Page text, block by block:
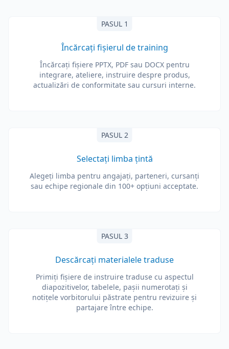
PASUL 1
Încărcați fișierul de training
Încărcați fișiere PPTX, PDF sau DOCX pentru
integrare, ateliere, instruire despre produs,
actualizări de conformitate sau cursuri interne.
PASUL 2
Selectați limba țintă
Alegeți limba pentru angajați, parteneri, cursanți
sau echipe regionale din 100+ opțiuni acceptate.
PASUL 3
Descărcați materialele traduse
Primiți fișiere de instruire traduse cu aspectul
diapozitivelor, tabelele, pașii numerotați și
notițele vorbitorului păstrate pentru revizuire și
partajare între echipe.